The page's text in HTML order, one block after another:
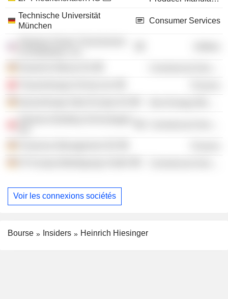
Technische Universität
München
Consumer Services
Voir les connexions sociétés
Bourse Insiders Heinrich Hiesinger